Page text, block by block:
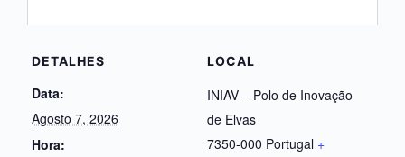
DETALHES
Data:
Agosto 7, 2026
Hora:
LOCAL
INIAV – Polo de Inovação
de Elvas
7350-000 Portugal +